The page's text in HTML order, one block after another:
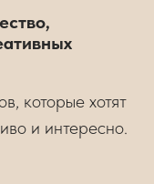
которые хотят
и интересно.